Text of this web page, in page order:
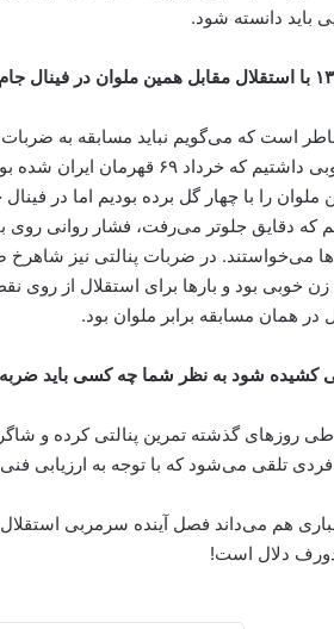
باید دانسته شود.
است که می‌گویم نباید مسابقه به
بودیم و تیم بسیار خوبی داشتیم
را با چهار گل برده بودیم اما در
دقایق جلوتر می‌رفت، فشار روانی روی
می‌خواستند. در ضربات پنالتی نیز شاهرخ
زن خوبی بود و بارها برای استقلال از روی
همان مسابقه برابر ملوان بود.
کشیده شود به نظر شما چه کسی باید ضربه
روزهای گذشته تمرین پنالتی کرده و
تلقی می‌شود که با توجه به ارزیابی فنی
هم می‌داند فصل آینده سرمربی
دلال است!